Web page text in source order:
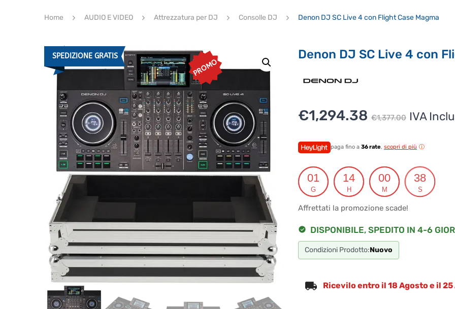
Home AUDIO E VIDEO Attrezzatura per DJ Consolle DJ Denon DJ SC Live 4 con Flight Case Magma
SPEDIZIONE GRATIS
PROMO
Denon DJ SC Live 4 con
€1,377.00 Il
era:
€1,294.38
Il
attuale
è:
IVA
paga fino a 36 rate, scopri di più
01
G
14
H
00
M
37
S
Affrettati la promozione scade!
DISPONIBILE, SPEDITO IN 4-6
Condizioni Prodotto:Nuovo
Ricevilo entro il 18 Agosto e il